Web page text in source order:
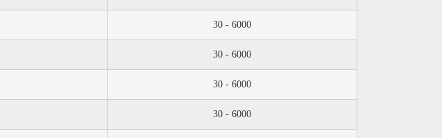
30 - 6000
30 - 6000
30 - 6000
30 - 6000